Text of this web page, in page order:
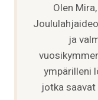
Olen
ja
ympärilleni
jotka